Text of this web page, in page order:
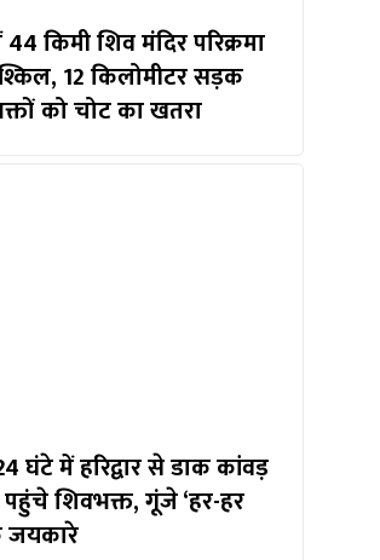
किमी शिव मंदिर परिक्रमा
12 किलोमीटर सड़क
को चोट का खतरा
घंटे में हरिद्वार से डाक कांवड़
शिवभक्त, गूंजे ‘हर-हर
जयकारे